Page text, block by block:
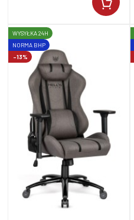
-13%
WYSYŁKA 24H
NORMA BHP